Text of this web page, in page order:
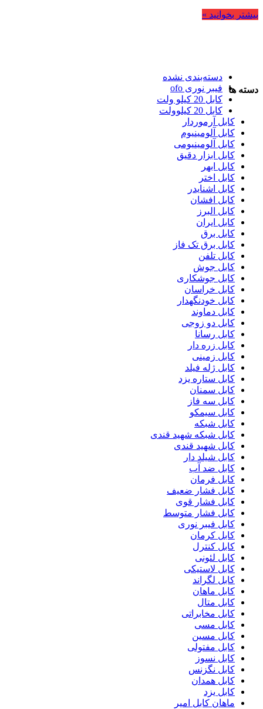
بیشتر بخوانید »
دسته ها
دسته‌بندی نشده
فیبر نوری ofo
کابل 20 کیلو ولت
کابل 20 کیلوولت
کابل آرموردار
کابل آلومینیوم
کابل آلومینیومی
کابل ابزار دقیق
کابل ابهر
کابل اختر
کابل اشنایدر
کابل افشان
کابل البرز
کابل ایران
کابل برق
کابل برق تک فاز
کابل تلفن
کابل جوش
کابل جوشکاری
کابل خراسان
کابل خودنگهدار
کابل دماوند
کابل دو زوجی
کابل رسانا
کابل زره دار
کابل زمینی
کابل ژله فیلد
کابل ستاره یزد
کابل سمنان
کابل سه فاز
کابل سیمکو
کابل شبکه
کابل شبکه شهید قندی
کابل شهید قندی
کابل شیلد دار
کابل ضد آب
کابل فرمان
کابل فشار ضعیف
کابل فشار قوی
کابل فشار متوسط
کابل فیبر نوری
کابل کرمان
کابل کنترل
کابل لئونی
کابل لاستیکی
کابل لگراند
کابل ماهان
کابل متال
کابل مخابراتی
کابل مسی
کابل مسین
کابل مفتولی
کابل نسوز
کابل نگزنس
کابل همدان
کابل یزد
ماهان کابل امیر